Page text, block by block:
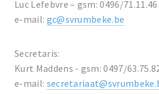
Luc Lefebvre – gsm: 0496/71.11.46
e-mail: gc@svrumbeke.be
Secretaris:
Kurt Maddens - gsm: 0497/
e-mail: